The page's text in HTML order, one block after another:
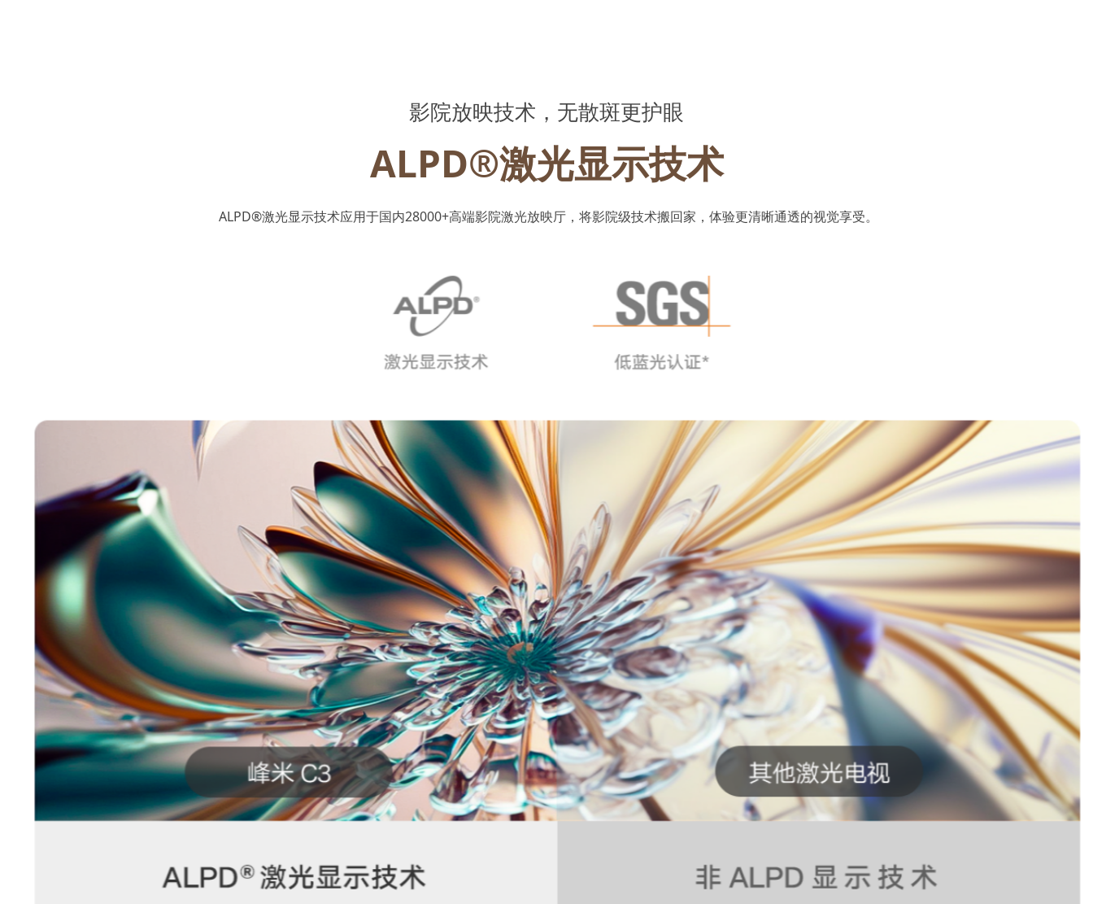
影院放映技术，无散斑更护眼
ALPD®激光显示技术
ALPD®激光显示技术应用于国内28000+高端影院激光放映厅，将影院级技术搬回家，体验更清晰通透的视觉享受。